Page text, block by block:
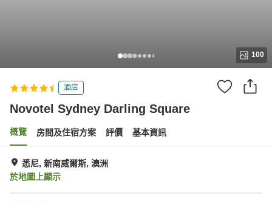
100
酒店
Novotel Sydney Darling Square
概覽 房間及住宿方案 評價 基本資訊
悉尼, 新南威爾斯, 澳洲
於地圖上顯示